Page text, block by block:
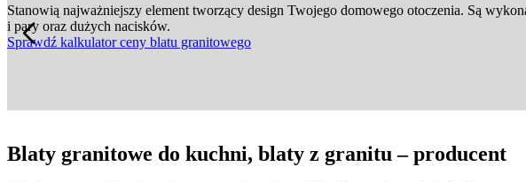
Stanowią najważniejszy element tworzący design Twojego domowego otoczenia. Są
i pary oraz dużych nacisków.
Sprawdź kalkulator ceny blatu granitowego
Blaty granitowe do kuchni, blaty z granitu – producent